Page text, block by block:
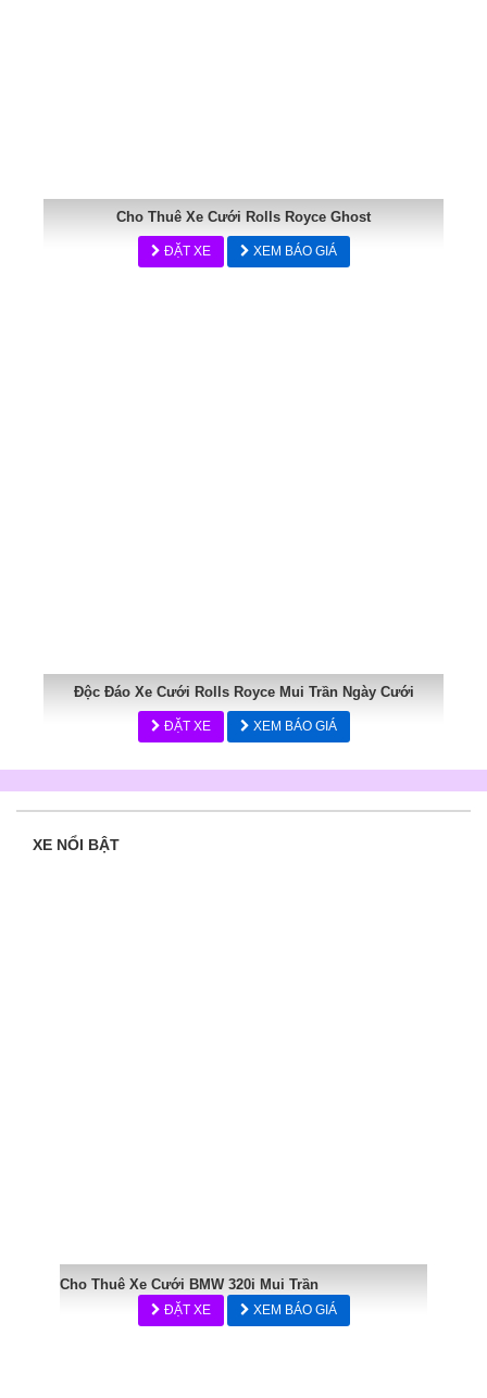
Cho Thuê Xe Cưới Rolls Royce Ghost
ĐẶT XE XEM BÁO GIÁ
Độc Đáo Xe Cưới Rolls Royce Mui Trần Ngày Cưới
ĐẶT XE XEM BÁO GIÁ
XE NỔI BẬT
Cho Thuê Xe Cưới BMW 320i Mui Trần
ĐẶT XE XEM BÁO GIÁ